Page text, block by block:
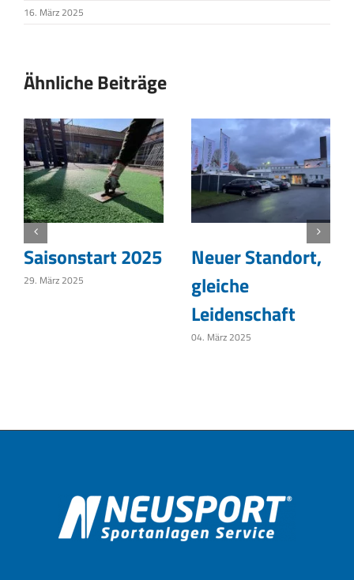
16. März 2025
Ähnliche Beiträge
Saisonstart 2025
29. März 2025
Neuer Standort,
gleiche
Leidenschaft
04. März 2025